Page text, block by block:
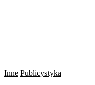
Inne Publicystyka